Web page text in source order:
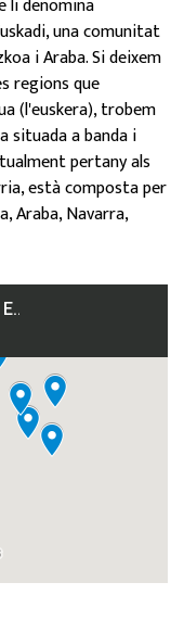
una comunitat
i Araba.Si deixem
regions que
(l'euskera), trobem
situada a banda i
pertany als
està composta per
Araba, Navarra,